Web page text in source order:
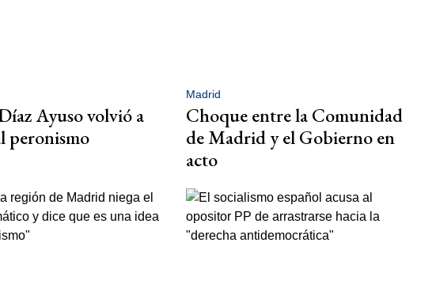
Ayuso volvió a
peronismo
Madrid
Choque entre la Comunidad
de Madrid y el Gobierno en
acto